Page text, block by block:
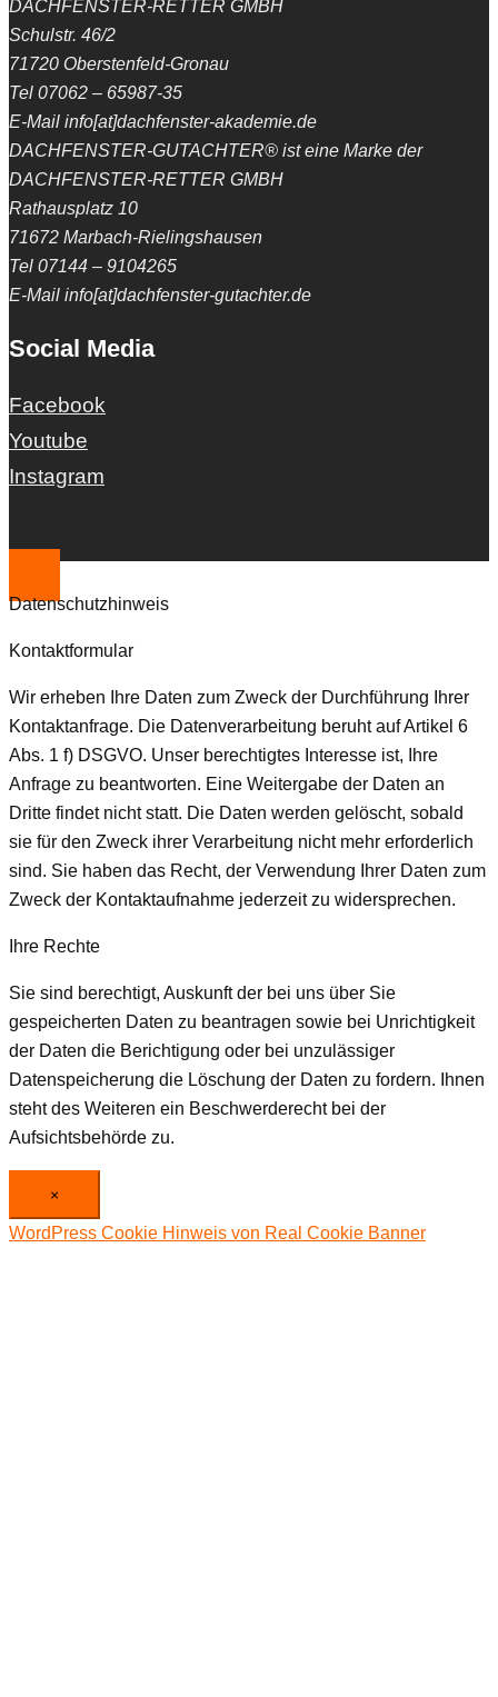
DACHFENSTER-RETTER GMBH
Schulstr. 46/2
71720 Oberstenfeld-Gronau
Tel 07062 – 65987-35
E-Mail info[at]dachfenster-akademie.de
DACHFENSTER-GUTACHTER® ist eine Marke der
DACHFENSTER-RETTER GMBH
Rathausplatz 10
71672 Marbach-Rielingshausen
Tel 07144 – 9104265
E-Mail info[at]dachfenster-gutachter.de
Social Media
Facebook
Youtube
Instagram
Datenschutzhinweis
Kontaktformular
Wir erheben Ihre Daten zum Zweck der Durchführung Ihrer
Kontaktanfrage. Die Datenverarbeitung beruht auf Artikel 6
Abs. 1 f) DSGVO. Unser berechtigtes Interesse ist, Ihre
Anfrage zu beantworten. Eine Weitergabe der Daten an
Dritte findet nicht statt. Die Daten werden gelöscht, sobald
sie für den Zweck ihrer Verarbeitung nicht mehr erforderlich
sind. Sie haben das Recht, der Verwendung Ihrer Daten zum
Zweck der Kontaktaufnahme jederzeit zu widersprechen.
Ihre Rechte
Sie sind berechtigt, Auskunft der bei uns über Sie
gespeicherten Daten zu beantragen sowie bei Unrichtigkeit
der Daten die Berichtigung oder bei unzulässiger
Datenspeicherung die Löschung der Daten zu fordern. Ihnen
steht des Weiteren ein Beschwerderecht bei der
Aufsichtsbehörde zu.
×
WordPress Cookie Hinweis von Real Cookie Banner